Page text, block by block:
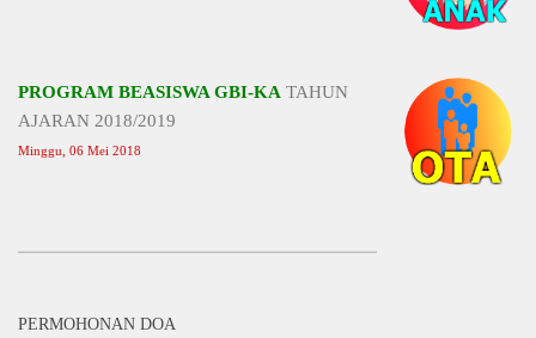
PROGRAM BEASISWA GBI-KA TAHUN
AJARAN 2018/2019
Minggu, 06 Mei 2018
PERMOHONAN DOA